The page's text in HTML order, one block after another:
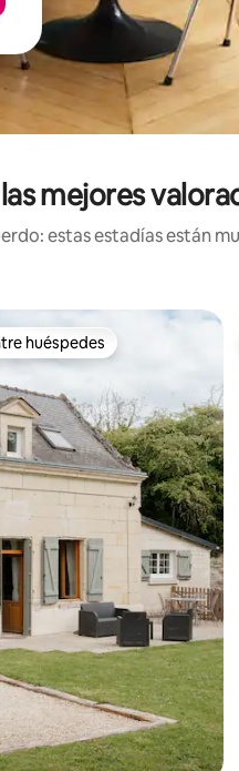
mejores
estas estadías están
de 5, 433 reseñas
huéspedes
huéspedes